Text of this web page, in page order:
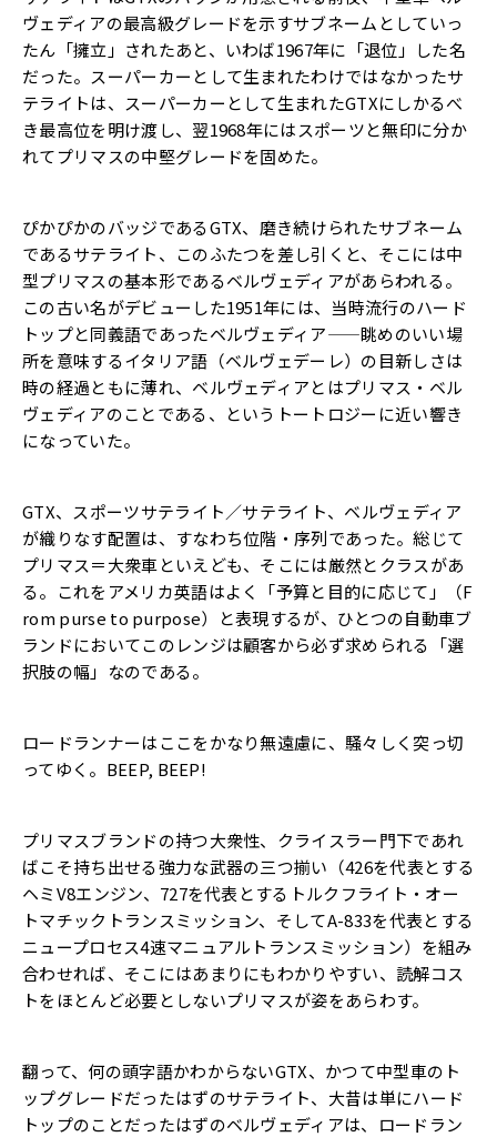
ヴェディアの最高級グレードを示すサブネームとしていっ
たん「擁立」されたあと、いわば1967年に「退位」 した名
だった。 スーパーカーとして生まれたわけではなかったサ
テライトは、 スーパーカーとして生まれたGTXにしかるべ
き最高位を明け渡し、 翌1968年にはスポーツと無印に分か
れてプリマスの中堅グレー ドを固めた。
ぴかぴかのバッジであるGTX、 磨き続けられたサブネーム
であるサテライト、
このふたつを差し引くと、 そこには中
型プリマスの基本形であるベルヴェディアがあらわれる。
この古い名がデビューした1951年には、 当時流行のハード
トップと同義語であったベルヴェディア——眺めのいい場
所を意味するイタリア語（ベルヴェデーレ） の目新しさは
時の経過ともに薄れ、ベルヴェディアとはプリマス・ ベル
ヴェディアのことである、
というトートロジーに近い響き
になっていた。
GTX、スポーツサテライト／サテライト、 ベルヴェディア
が織りなす配置は、すなわち位階・序列であった。総じて
プリマス＝大衆車といえども、 そこには厳然とクラスがあ
る。これをアメリカ英語はよく「予算と目的に応じて」（F
rom purse to purpose）と表現するが、 ひとつの自動車ブ
ランドにおいてこのレンジは顧客から必ず求められる「選
択肢の幅」なのである。
ロードランナーはここをかなり無遠慮に、 騒々しく突っ切
ってゆく。BEEP, BEEP!
プリマスブランドの持つ大衆性、 クライスラー門下であれ
ばこそ持ち出せる強力な武器の三つ揃い（426を代表とする
ヘミV8エンジン、 727を代表とするトルクフライト・ オー
トマチックトランスミッション、そしてA-833を代表とする
ニュープロセス4速マニュアルトランスミッシ ョン）を組み
合わせれば、そこにはあまりにもわかりやすい、読解コス
トをほとんど必要としないプリマスが姿をあらわす。
翻って、何の頭字語かわからないGTX、 かつて中型車のト
ップグレードだったはずのサテライト、 大昔は単にハード
トップのことだったはずのベルヴェディアは、
ロードラン